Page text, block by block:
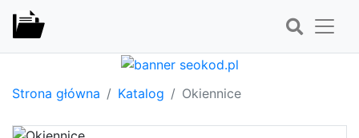
Strona główna Katalog Okiennice